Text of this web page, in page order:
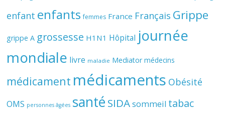
enfant enfants femmes France Français Grippe
grippe A grossesse H1N1 Hôpital journée
mondiale livre maladie Mediator médecins
médicament médicaments Obésité
OMS personnes âgées santé SIDAsommeil tabac